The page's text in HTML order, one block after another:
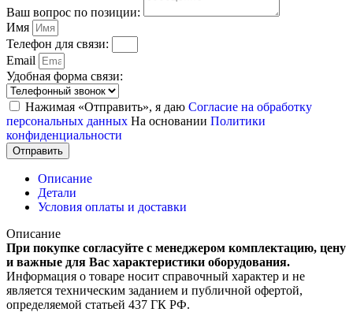
Ваш вопрос по позиции:
Имя
Телефон для связи:
Email
Удобная форма связи:
Нажимая «Отправить», я даю Согласие на обработку
персональных данных На основании Политики
конфиденциальности
Отправить
Описание
Детали
Условия оплаты и доставки
Описание
При покупке согласуйте с менеджером комплектацию, цену
и важные для Вас характеристики оборудования.
Информация о товаре носит справочный характер и не
является техническим заданием и публичной офертой,
определяемой статьей 437 ГК РФ.